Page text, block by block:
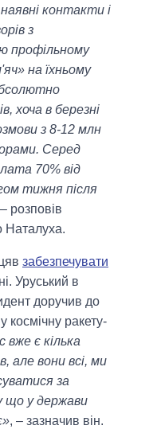
контакти і
з
профільному
на їхньому
хоча в березні
з 8-12 млн
Серед
70% від
тижня після
розповів
Наталуха.
забезпечувати
Уруський в
доручив до
космічну ракету-
вже є кілька
але вони всі, ми
за
що у держави
, – зазначив він.